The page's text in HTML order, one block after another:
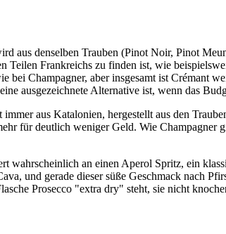
aus denselben Trauben (Pinot Noir, Pinot
Teilen Frankreichs zu finden ist, wie
bei Champagner, aber insgesamt ist Crémant
ausgezeichnete Alternative ist, wenn das
aus Katalonien, hergestellt aus den
für deutlich weniger Geld. Wie Champagner
wahrscheinlich an einen Aperol Spritz, ein
und gerade dieser süße Geschmack nach
Prosecco "extra dry" steht, sie nicht